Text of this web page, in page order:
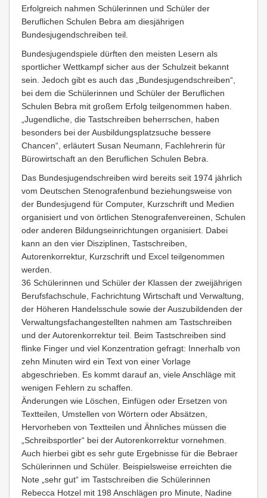
Erfolgreich nahmen Schülerinnen und Schüler der
Beruflichen Schulen Bebra am diesjährigen
Bundesjugendschreiben teil.
Bundesjugendspiele dürften den meisten Lesern als
sportlicher Wettkampf sicher aus der Schulzeit bekannt
sein. Jedoch gibt es auch das „Bundesjugendschreiben“,
bei dem die Schülerinnen und Schüler der Beruflichen
Schulen Bebra mit großem Erfolg teilgenommen haben.
„Jugendliche, die Tastschreiben beherrschen, haben
besonders bei der Ausbildungsplatzsuche bessere
Chancen“, erläutert Susan Neumann, Fachlehrerin für
Bürowirtschaft an den Beruflichen Schulen Bebra.
Das Bundesjugendschreiben wird bereits seit 1974 jährlich
vom Deutschen Stenografenbund beziehungsweise von
der Bundesjugend für Computer, Kurzschrift und Medien
organisiert und von örtlichen Stenografenvereinen, Schulen
oder anderen Bildungseinrichtungen organisiert. Dabei
kann an den vier Disziplinen, Tastschreiben,
Autorenkorrektur, Kurzschrift und Excel teilgenommen
werden.
36 Schülerinnen und Schüler der Klassen der zweijährigen
Berufsfachschule, Fachrichtung Wirtschaft und Verwaltung,
der Höheren Handelsschule sowie der Auszubildenden der
Verwaltungsfachangestellten nahmen am Tastschreiben
und der Autorenkorrektur teil. Beim Tastschreiben sind
flinke Finger und viel Konzentration gefragt: Innerhalb von
zehn Minuten wird ein Text von einer Vorlage
abgeschrieben. Es kommt darauf an, viele Anschläge mit
wenigen Fehlern zu schaffen.
Änderungen wie Löschen, Einfügen oder Ersetzen von
Textteilen, Umstellen von Wörtern oder Absätzen,
Hervorheben von Textteilen und Ähnliches müssen die
„Schreibsportler“ bei der Autorenkorrektur vornehmen.
Auch hierbei gibt es sehr gute Ergebnisse für die Bebraer
Schülerinnen und Schüler. Beispielsweise erreichten die
Note „sehr gut“ im Tastschreiben die Schülerinnen
Rebecca Hotzel mit 198 Anschlägen pro Minute, Nadine